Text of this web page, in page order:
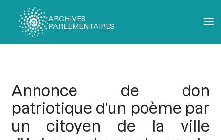
ARCHIVES
PARLEMENTAIRES
Annonce de don
patriotique d'un poème par
un citoyen de la ville